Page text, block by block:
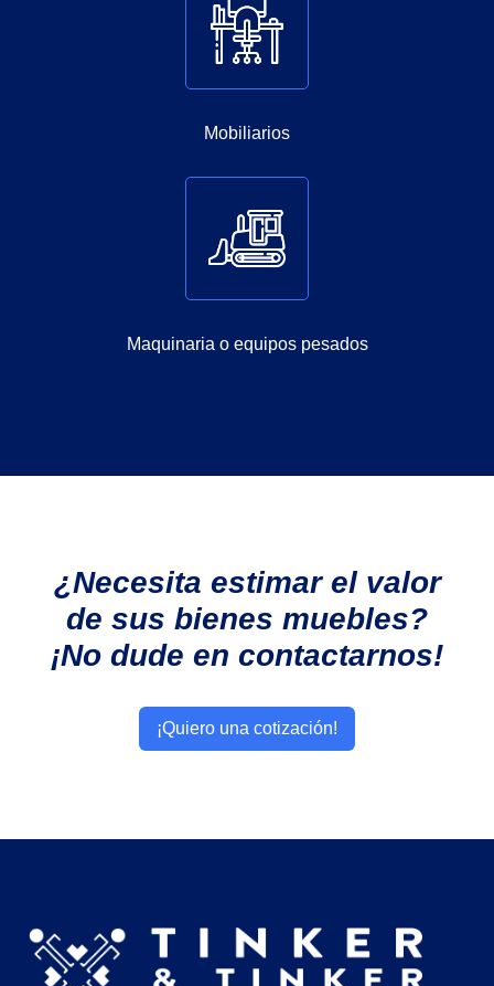
Mobiliarios
Maquinaria o equipos pesados
¿Necesita estimar el valor
de sus bienes muebles?
¡No dude en contactarnos!
¡Quiero una cotización!